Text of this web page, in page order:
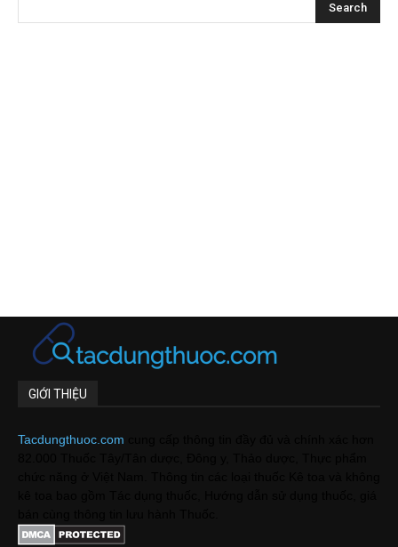
GIỚI THIỆU
Tacdungthuoc.com